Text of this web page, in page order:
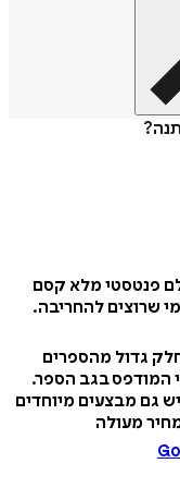
פנטסטי מלא קסם
שרוצים להחריבה.
גדול מהספרים
המודפס בגב הספר.
גם מבצעים מיוחדים
מעולה